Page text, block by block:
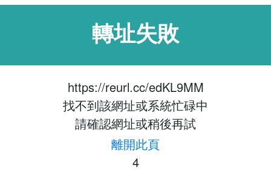
轉址失敗
https://reurl.cc/edKL9MM
找不到該網址或系統忙碌中
請確認網址或稍後再試
離開此頁
4